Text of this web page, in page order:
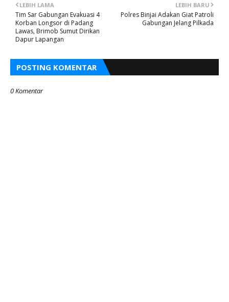
LEBIH BARU
Polres Binjai Adakan Giat Patroli
Gabungan Jelang Pilkada
LEBIH LAMA
Tim Sar Gabungan Evakuasi 4
Korban Longsor di Padang
Lawas, Brimob Sumut Dirikan
Dapur Lapangan
POSTING KOMENTAR
0 Komentar